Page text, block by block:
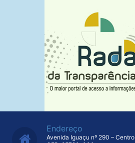
Endereço
Avenida Iguaçu nº 290 – Centro